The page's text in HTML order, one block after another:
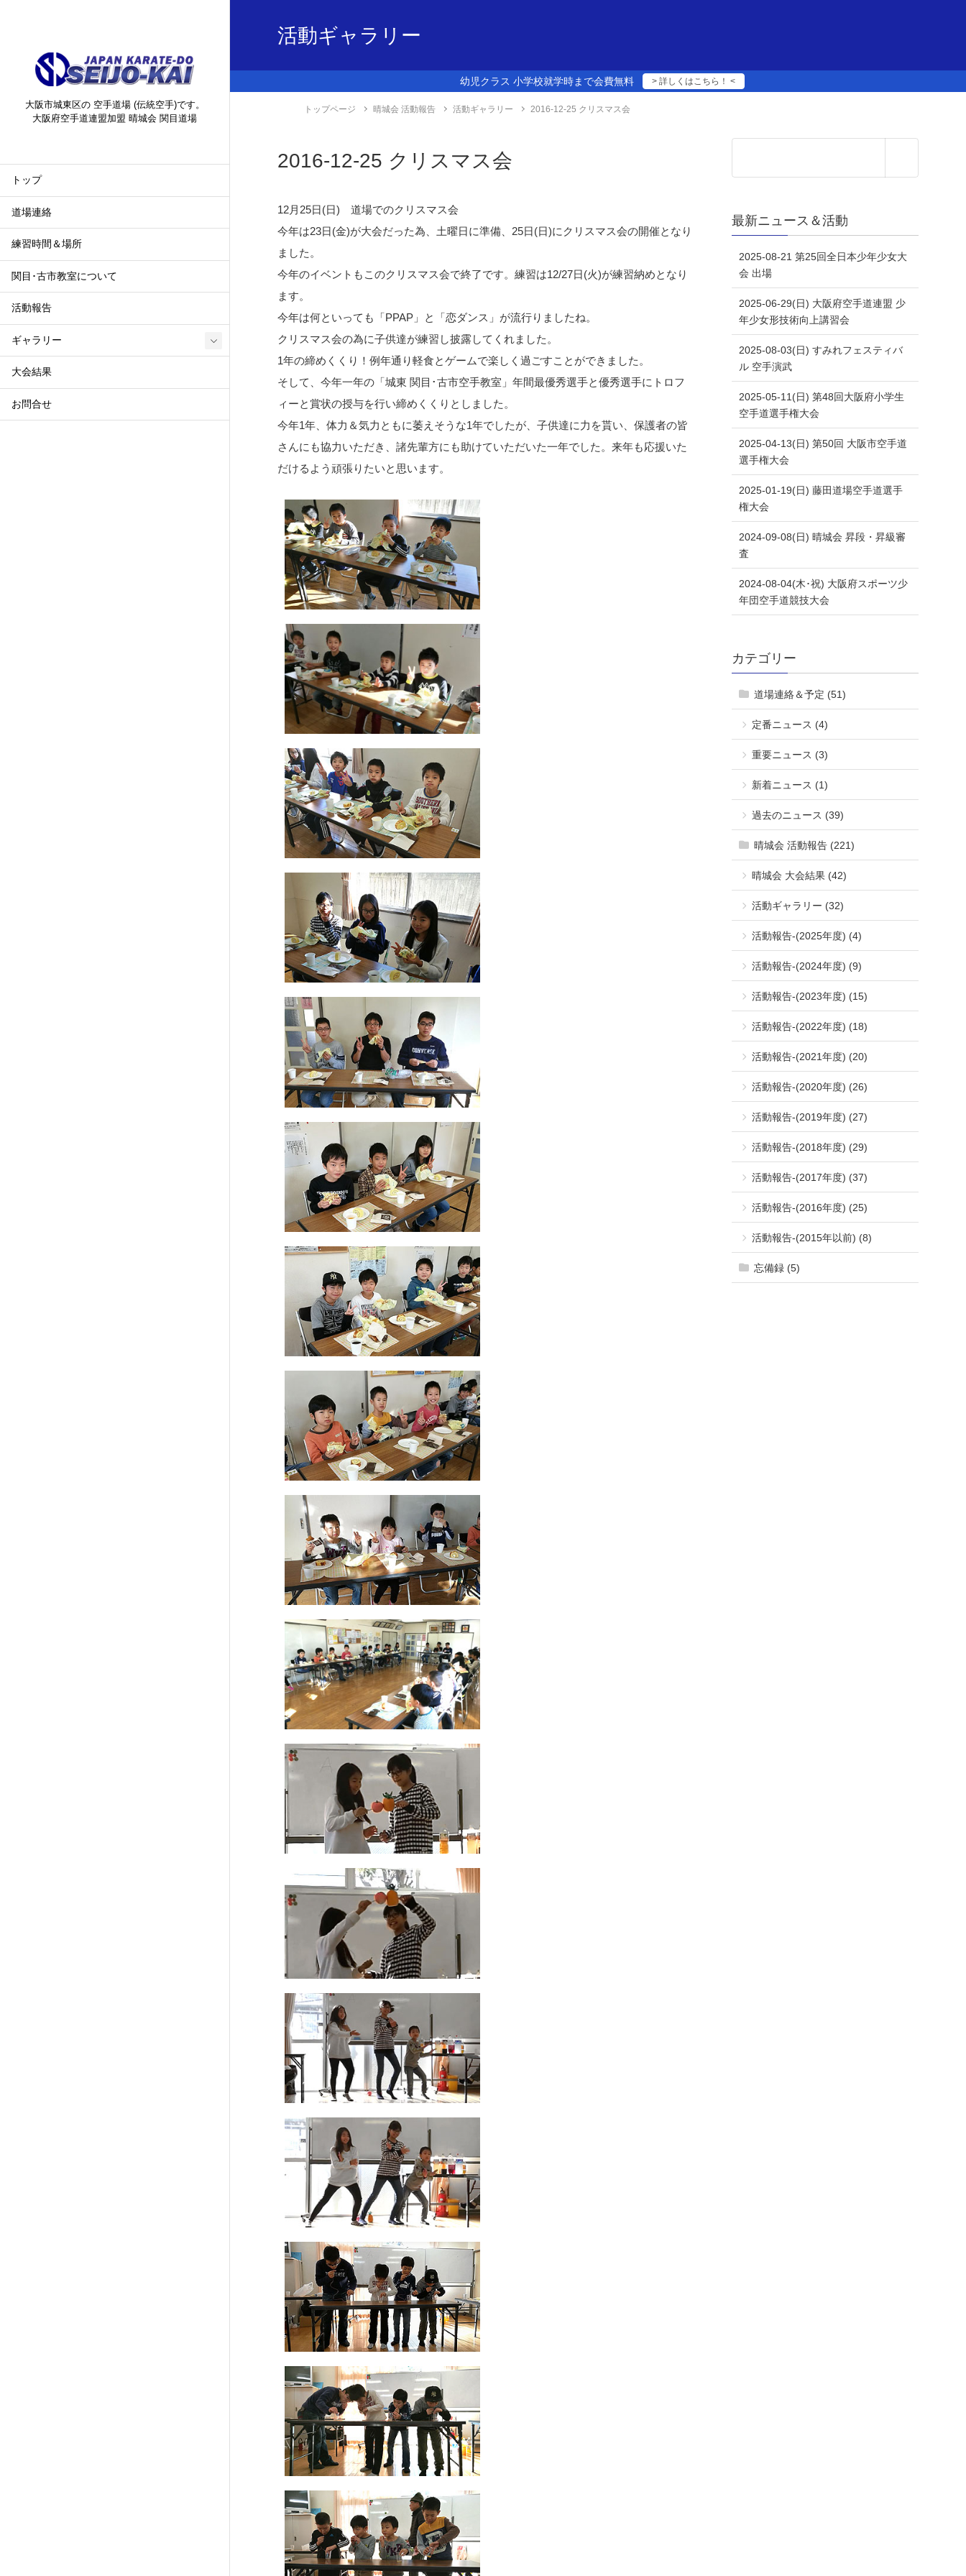
大阪市城東区の 空手道場 (伝統空手)です。
大阪府空手道連盟加盟 晴城会 関目道場
トップ
道場連絡
練習時間＆場所
関目･古市教室について
活動報告
ギャラリー
大会結果
お問合せ
活動ギャラリー
幼児クラス 小学校就学時まで会費無料 > 詳しくはこちら！ <
トップページ 晴城会 活動報告 活動ギャラリー 2016-12-25 クリスマス会
2016-12-25 クリスマス会
12月25日(日) 道場でのクリスマス会
今年は23日(金)が大会だった為、土曜日に準備、25日(日)にクリスマス会の開催となり
ました。
今年のイベントもこのクリスマス会で終了です。練習は12/27日(火)が練習納めとなり
ます。
今年は何といっても「PPAP」と「恋ダンス」が流行りましたね。
クリスマス会の為に子供達が練習し披露してくれました。
1年の締めくくり！例年通り軽食とゲームで楽しく過ごすことができました。
そして、今年一年の「城東 関目･古市空手教室」年間最優秀選手と優秀選手にトロフ
ィーと賞状の授与を行い締めくくりとしました。
今年1年、体力＆気力ともに萎えそうな1年でしたが、子供達に力を貰い、保護者の皆
さんにも協力いただき、諸先輩方にも助けていただいた一年でした。来年も応援いた
だけるよう頑張りたいと思います。
最新ニュース＆活動
2025-08-21 第25回全日本少年少女大
会 出場
2025-06-29(日) 大阪府空手道連盟 少
年少女形技術向上講習会
2025-08-03(日) すみれフェスティバ
ル 空手演武
2025-05-11(日) 第48回大阪府小学生
空手道選手権大会
2025-04-13(日) 第50回 大阪市空手道
選手権大会
2025-01-19(日) 藤田道場空手道選手
権大会
2024-09-08(日) 晴城会 昇段・昇級審
査
2024-08-04(木･祝) 大阪府スポーツ少
年団空手道競技大会
カテゴリー
道場連絡＆予定 (51)
定番ニュース (4)
重要ニュース (3)
新着ニュース (1)
過去のニュース (39)
晴城会 活動報告 (221)
晴城会 大会結果 (42)
活動ギャラリー (32)
活動報告-(2025年度) (4)
活動報告-(2024年度) (9)
活動報告-(2023年度) (15)
活動報告-(2022年度) (18)
活動報告-(2021年度) (20)
活動報告-(2020年度) (26)
活動報告-(2019年度) (27)
活動報告-(2018年度) (29)
活動報告-(2017年度) (37)
活動報告-(2016年度) (25)
活動報告-(2015年以前) (8)
忘備録 (5)